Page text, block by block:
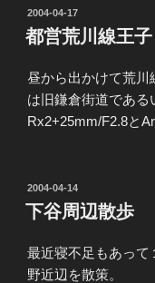
投
稿
日:
2004-04-17
都営荒川線王
昼から出かけて荒川
は旧鎌倉街道である
Rx2+25mm/F2.8と
投
稿
日:
2004-04-14
下谷周辺散歩
最近寝不足もあって
野近辺を散策。